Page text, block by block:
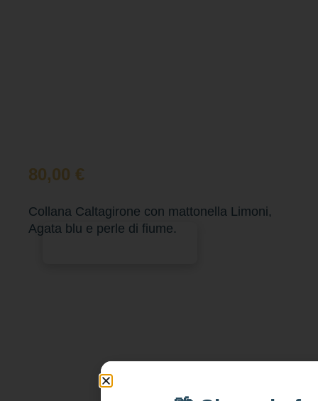
80,00 €
Collana Caltagirone con mattonella Limoni,
Agata blu e perle di fiume.